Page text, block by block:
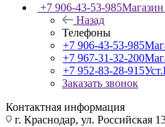
+7 906-43-53-985Магазин
Назад
Телефоны
+7 906-43-53-985
+7 967-31-32-200
+7 952-83-28-915
Заказать звонок
Контактная информация
г. Краснодар, ул. Российская